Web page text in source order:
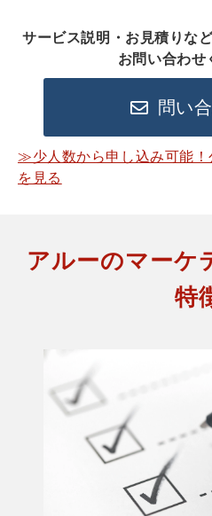
サービス説明・お見積りな
お問い合わせ
問い
≫少人数から申し込み可能
を見る
アルーのマーケ
特